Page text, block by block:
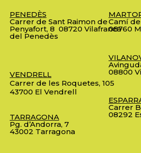
PENEDÈS
Carrer de Sant Raimon de
Penyafort, 8 08720 Vilafranca
del Penedès
VENDRELL
Carrer de les Roquetes, 105
43700 El Vendrell
TARRAGONA
Pg. d’Andorra, 7
43002 Tarragona
Camí
08760
08800
Carrer
08292